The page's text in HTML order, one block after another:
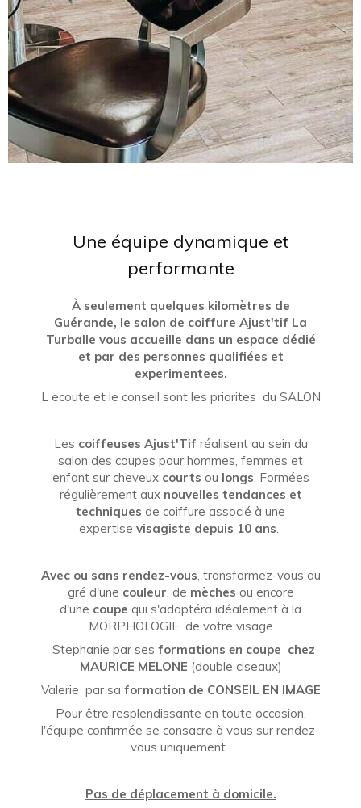
Une équipe dynamique et
performante
À seulement quelques kilomètres de
Guérande, le salon de coiffure Ajust'tif La
Turballe vous accueille dans un espace dédié
et par des personnes qualifiées et
experimentees.
L ecoute et le conseil sont les priorites du SALON
Les coiffeuses Ajust'Tif réalisent au sein du
salon des coupes pour hommes, femmes et
enfant sur cheveux courts ou longs . Formées
régulièrement aux nouvelles tendances et
techniques de coiffure associé à une
expertise visagiste depuis 10 ans
Avec ou sans rendez-vous , transformez-vous au
gré d'une couleur , de mèches ou encore
d'une coupe qui s'adaptéra idéalement à la
MORPHOLOGIE de votre visage
Stephanie par ses formations en coupe chez
MAURICE MELONE (double ciseaux)
Valerie par sa formation de CONSEIL EN IMAGE
Pour être resplendissante en toute occasion,
l'équipe confirmée se consacre à vous sur rendez-
vous uniquement.
Pas de déplacement à domicile.